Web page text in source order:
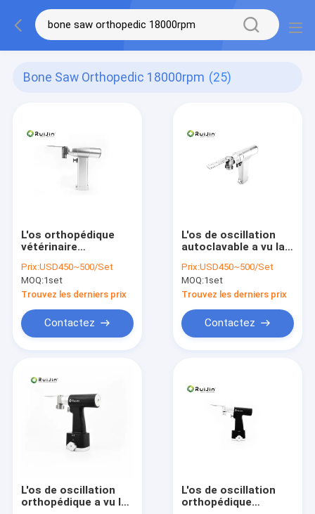
Bone Saw Orthopedic 18000rpm (25)
L'os orthopédique
vétérinaire
chirurgicaux a vu
18000rpm
orthopédique
Prix:USD450~500/Set
MOQ:1set
Trouvez les derniers prix
Contactez
L'os de oscillation
autoclavable a vu la
Ruijin
Prix:USD450~500/Set
MOQ:1set
Trouvez les derniers prix
Contactez
L'os de oscillation
orthopédique a vu le
L'os de oscillation
orthopédique